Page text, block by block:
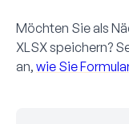
Möchten Sie als
XLSX speichern?
an, wie Sie